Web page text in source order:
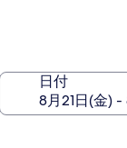
日付